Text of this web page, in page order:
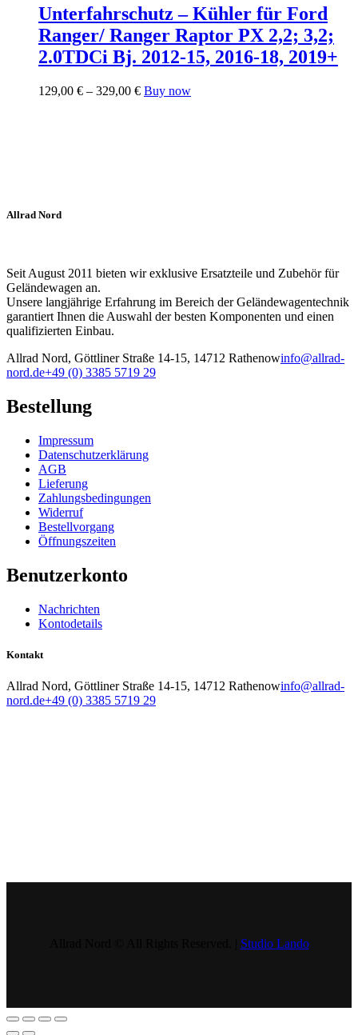
gewählt
werden
419,00 €
mehrere
Varianten
auf.
Die
Optionen
auf
Unterfahrschutz – Kühler für Ford
Ranger/ Ranger Raptor PX 2,2; 3,2;
2.0TDCi Bj. 2012-15, 2016-18, 2019+
129,00 € – 329,00 €Preisspanne:
Buy nowDieses
werden
Allrad Nord
Seit August 2011 bieten wir exklusive Ersatzteile und Zubehör für
Geländewagen an.
Unsere langjährige Erfahrung im Bereich der Geländewagentechnik
garantiert Ihnen die Auswahl der besten Komponenten und einen
qualifizierten Einbau.
Allrad Nord, Göttliner Straße 14-15, 14712 Rathenowinfo@allrad-
nord.de+49 (0) 3385 5719 29
Bestellung
Impressum
Datenschutzerklärung
AGB
Lieferung
Zahlungsbedingungen
Widerruf
Bestellvorgang
Öffnungszeiten
Benutzerkonto
Nachrichten
Kontodetails
Kontakt
Allrad Nord, Göttliner Straße 14-15, 14712 Rathenowinfo@allrad-
nord.de+49 (0) 3385 5719 29
Studio Lando